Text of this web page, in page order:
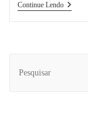
Continue Lendo